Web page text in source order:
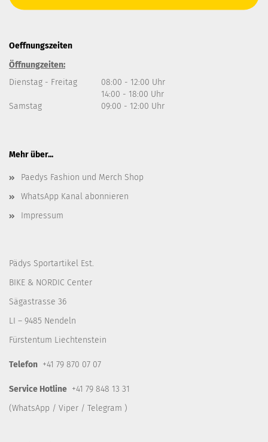
Oeffnungszeiten
Öffnungzeiten:
Dienstag - Freitag
08:00 - 12:00 Uhr
14:00 - 18:00 Uhr
Samstag
09:00 - 12:00 Uhr
Mehr über...
Paedys Fashion und Merch Shop
WhatsApp Kanal abonnieren
Impressum
Pädys Sportartikel Est.
BIKE & NORDIC Center
Sägastrasse 36
LI – 9485 Nendeln
Fürstentum Liechtenstein
Telefon +41 79 870 07 07
Service Hotline +41 79 848 13 31
(WhatsApp / Viper / Telegram )